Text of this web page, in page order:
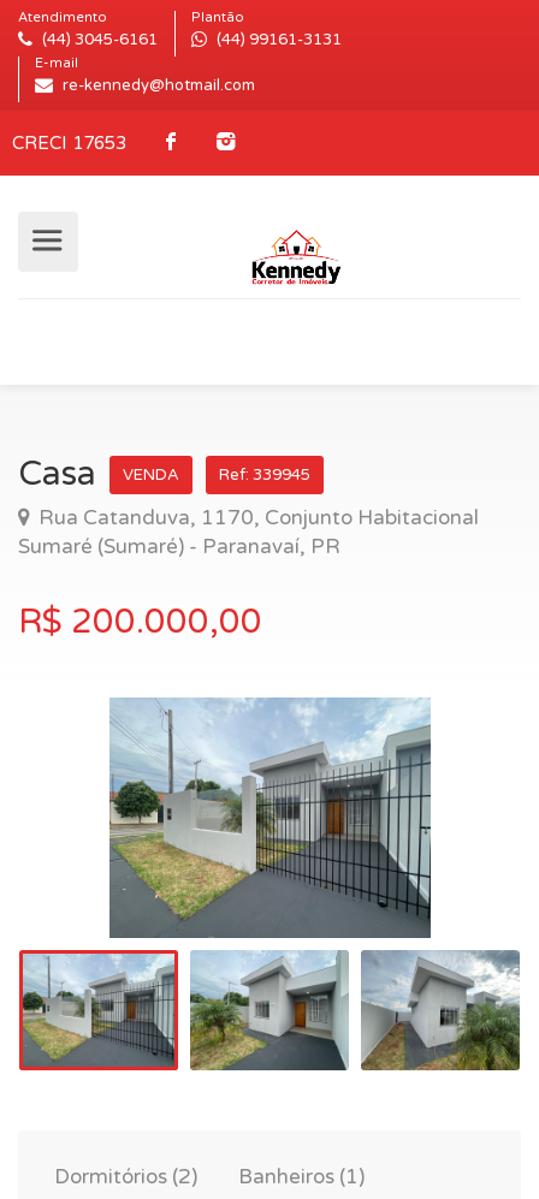
Atendimento
(44) 3045-6161
Plantão
(44) 99161-3131
E-mail
re-kennedy@hotmail.com
CRECI 17653
Casa VENDA Ref: 339945
Rua Catanduva, 1170, Conjunto Habitacional
Sumaré (Sumaré) - Paranavaí, PR
R$ 200.000,00
Dormitórios (2)
Banheiros (1)